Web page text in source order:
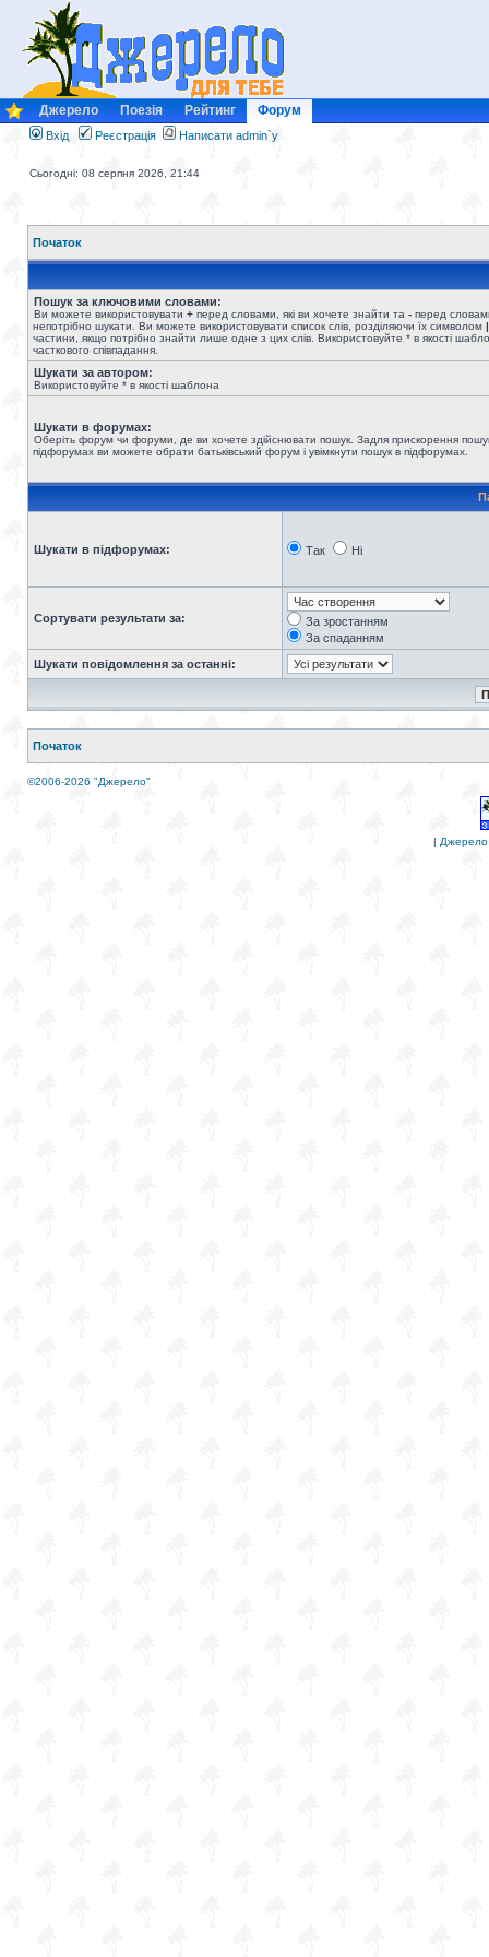
Джерело Поезія Рейтинг Форум
Вхід Реєстрація Написати admin`у
Сьогодні: 08 серпня 2026, 21:44
Початок
Пошук за ключовими словами:
Ви можете використовувати + перед словами, які ви хочете знайти та - перед
непотрібно шукати. Ви можете використовувати список слів, розділяючи їх символом |
частини, якщо потрібно знайти лише одне з цих слів. Використовуйте * в якості
часткового співпадання.
Шукати за автором:
Використовуйте * в якості шаблона
Шукати в форумах:
Оберіть форум чи форуми, де ви хочете здійснювати пошук. Задля прискорення
підфорумах ви можете обрати батьківський форум і увімкнути пошук в підфорумах.
Шукати в підфорумах: Так Ні
Сортувати результати за:
За зростанням
За спаданням
Шукати повідомлення за останні:
Початок
©2006-2026 "Джерело"
| Джерело